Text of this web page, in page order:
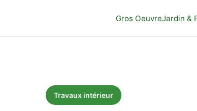
Gros OeuvreJardin &
Travaux intérieur